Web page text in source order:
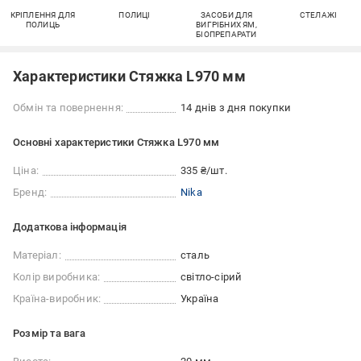
КРІПЛЕННЯ ДЛЯ
ПОЛИЦЬ
ПОЛИЦІ
ЗАСОБИ ДЛЯ
ВИГРІБНИХ ЯМ,
БІОПРЕПАРАТИ
СТЕЛАЖІ
Характеристики Стяжка L970 мм
Обмін та повернення: 14 днів з дня покупки
Основні характеристики Стяжка L970 мм
Ціна:
335 ₴/шт.
Бренд:
Nika
Додаткова інформація
Матеріал:
сталь
Колір виробника:
світло-сірий
Країна-виробник:
Україна
Розмір та вага